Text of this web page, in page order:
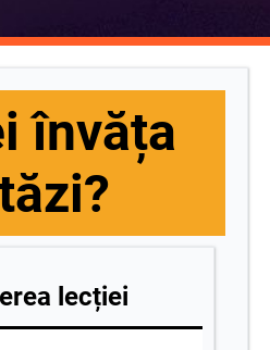
învăța
lecției